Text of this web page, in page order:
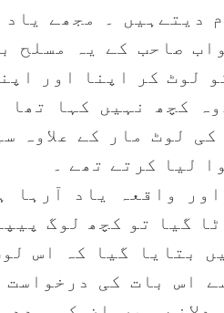
دیتےہیں ۔ مجھے
صاحب کے یہ مسلح
لوٹ کر اپنا اور
کچھ نہیں کہا
کی لوٹ مار کے علاوہ
لیا کرتے تھے ۔
واقعہ یاد آرہا
گیا تو کچھ لوگ
بتایا گیا کہ اس
اس بات کی